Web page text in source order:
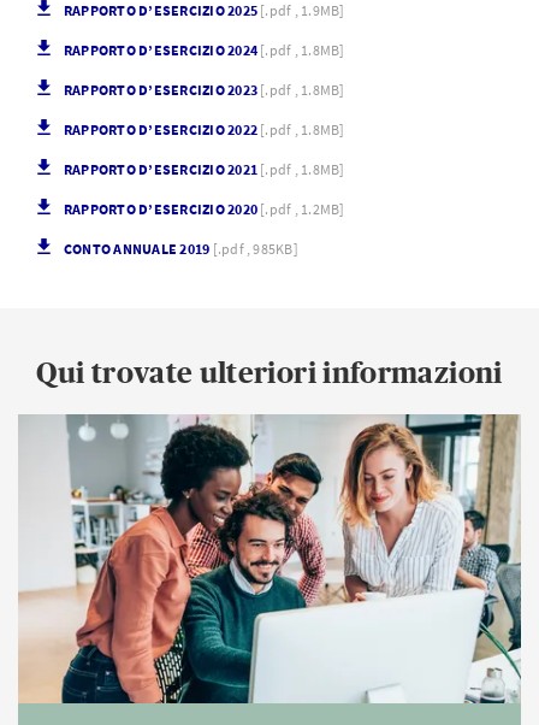
RAPPORTO D’ESERCIZIO 2025 [.pdf , 1.9MB]
RAPPORTO D’ESERCIZIO 2024 [.pdf , 1.8MB]
RAPPORTO D’ESERCIZIO 2023 [.pdf , 1.8MB]
RAPPORTO D’ESERCIZIO 2022 [.pdf , 1.8MB]
RAPPORTO D’ESERCIZIO 2021 [.pdf , 1.8MB]
RAPPORTO D’ESERCIZIO 2020 [.pdf , 1.2MB]
CONTO ANNUALE 2019 [.pdf , 985KB]
Qui trovate ulteriori informazioni